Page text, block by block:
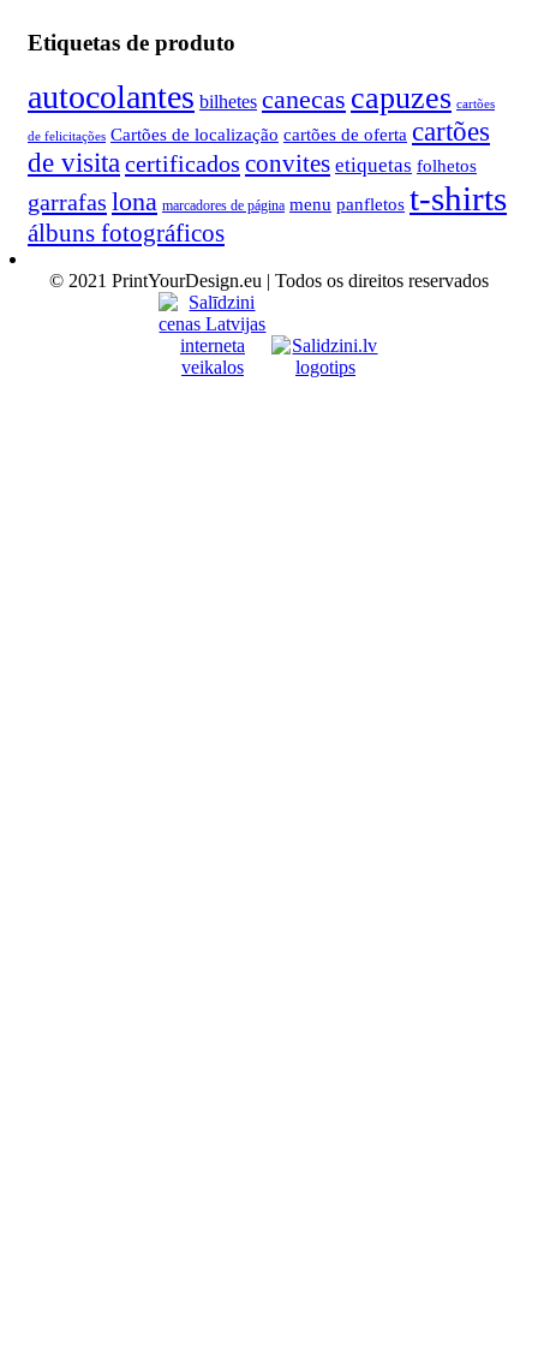
Etiquetas de produto
autocolantes bilhetes canecas capuzes cartões
de felicitações Cartões de localização cartões de oferta cartões
de visitacertificados convites etiquetas folhetos
garrafas lona marcadores de página menu panfletos t-shirts
álbuns fotográficos
© 2021 PrintYourDesign.eu | Todos os direitos reservados